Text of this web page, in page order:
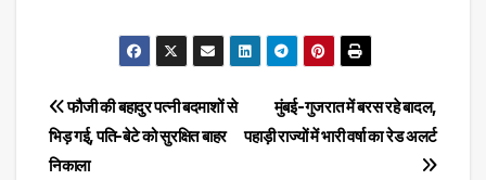
Post
navigation
मुंबई-गुजरात में बरस रहे बादल,
पहाड़ी राज्यों में भारी वर्षा का रेड अलर्ट
फौजी की बहादुर पत्नी बदमाशों से
भिड़ गई, पति-बेटे को सुरक्षित बाहर
निकाला